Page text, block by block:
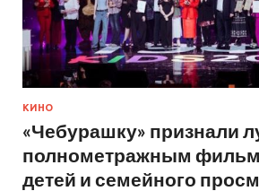
КИНО
«Чебурашку» признали
полнометражным
детей и семейного